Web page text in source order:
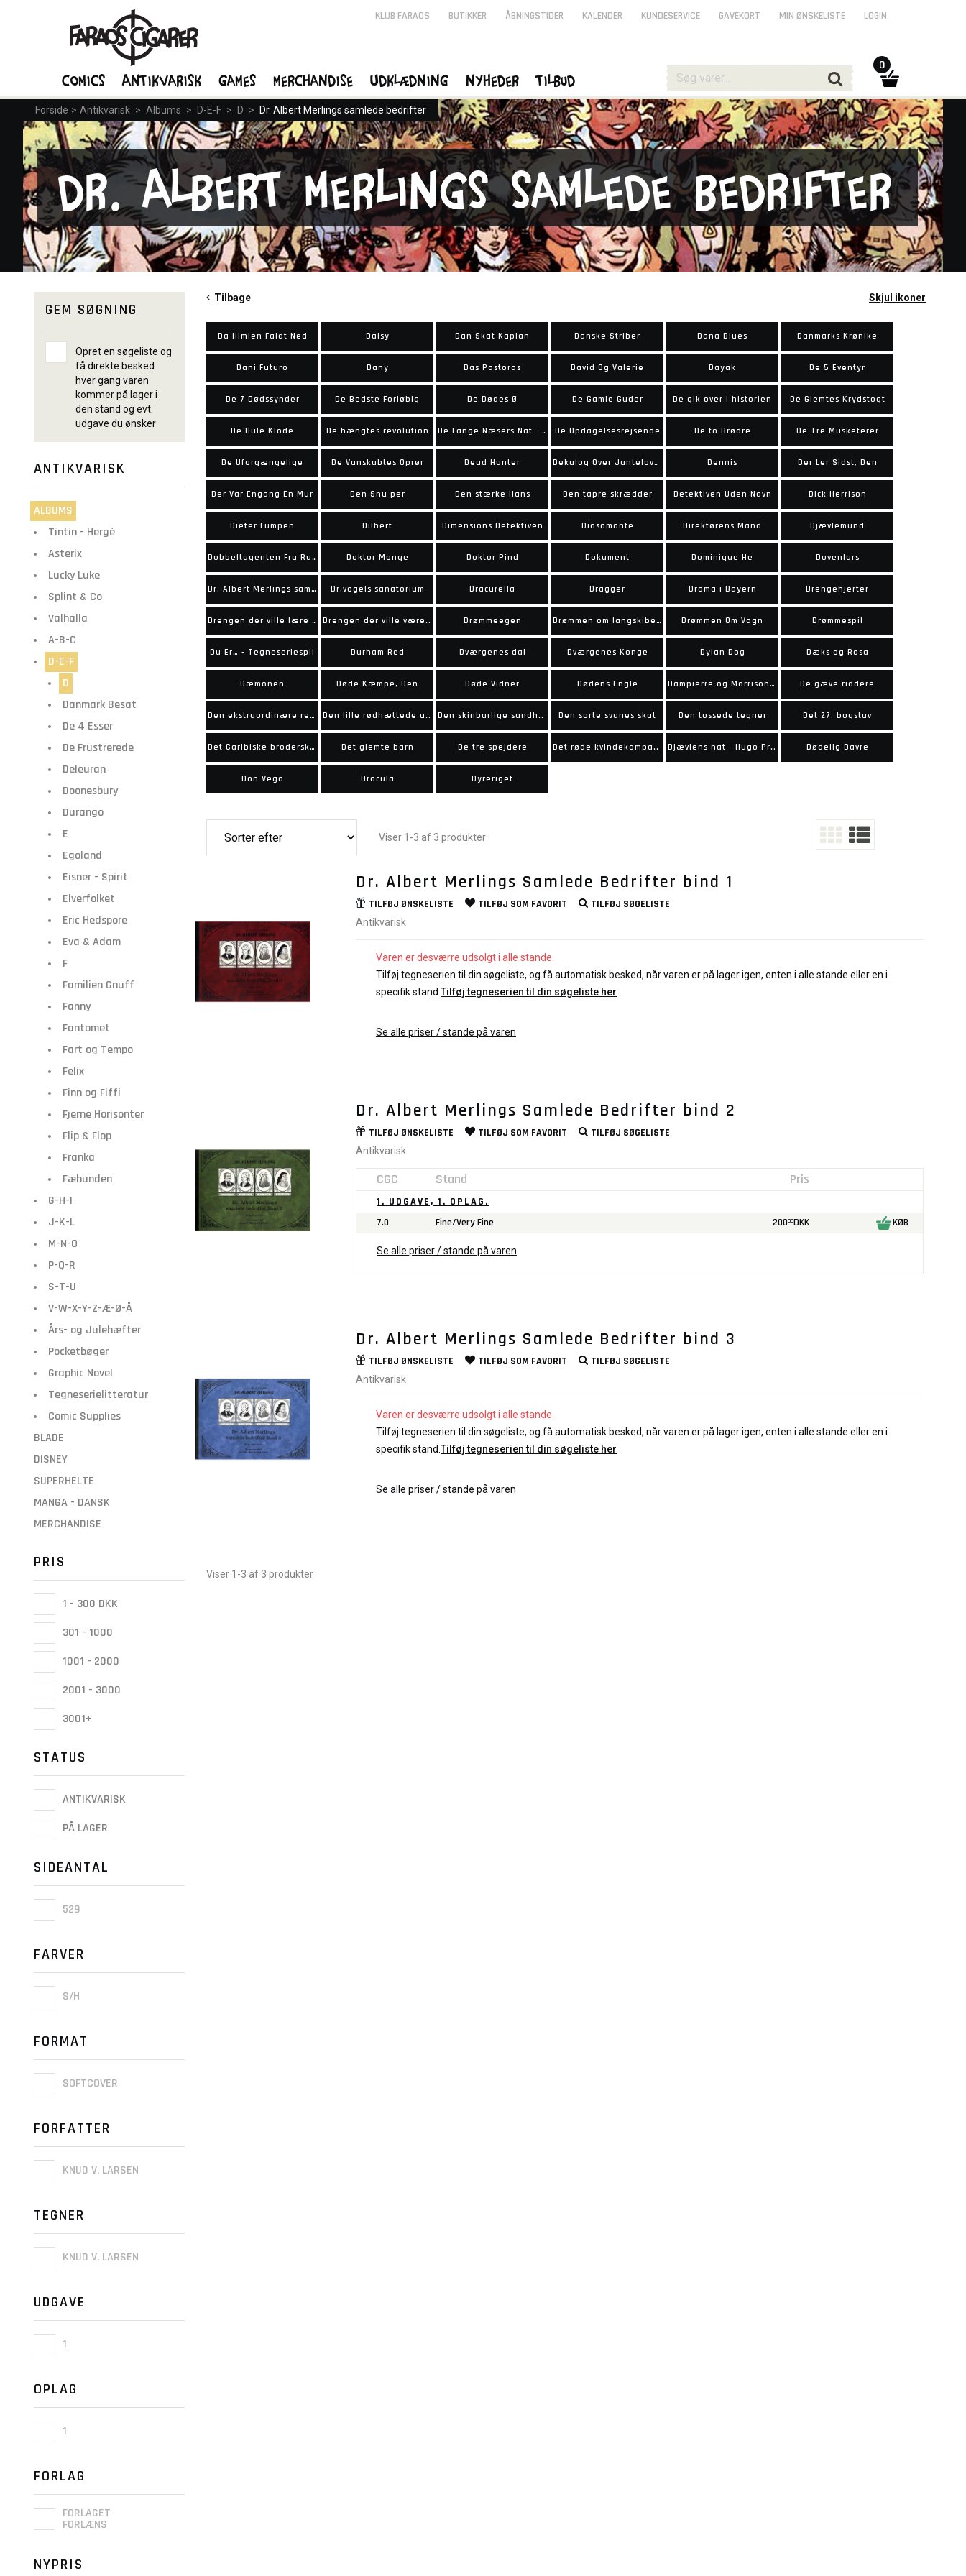
Forside > Antikvarisk > Albums > D-E-F > D > Dr. Albert Merlings samlede bedrifter
Dr. Albert Merlings samlede bedrifter
GEM SØGNING
Opret en søgeliste og
få direkte besked
hver gang varen
kommer på lager i
den stand og evt.
udgave du ønsker
ANTIKVARISK
ALBUMS
Tintin - Hergé
Asterix
Lucky Luke
Splint & Co
Valhalla
A-B-C
D-E-F
D
Danmark Besat
De 4 Esser
De Frustrerede
Deleuran
Doonesbury
Durango
E
Egoland
Eisner - Spirit
Elverfolket
Eric Hedspore
Eva & Adam
F
Familien Gnuff
Fanny
Fantomet
Fart og Tempo
Felix
Finn og Fiffi
Fjerne Horisonter
Flip & Flop
Franka
Fæhunden
G-H-I
J-K-L
M-N-O
P-Q-R
S-T-U
V-W-X-Y-Z-Æ-Ø-Å
Års- og Julehæfter
Pocketbøger
Graphic Novel
Tegneserielitteratur
Comic Supplies
BLADE
DISNEY
SUPERHELTE
MANGA - DANSK
MERCHANDISE
PRIS
1 - 300 DKK
301 - 1000
1001 - 2000
2001 - 3000
3001+
STATUS
ANTIKVARISK
PÅ LAGER
SIDEANTAL
529
FARVER
S/H
FORMAT
SOFTCOVER
FORFATTER
KNUD V. LARSEN
TEGNER
KNUD V. LARSEN
UDGAVE
1
OPLAG
1
FORLAG
FORLAGET
FORLÆNS
NYPRIS
Skjul ikoner
Tilbage
Da Himlen Faldt Ned Daisy Dan Skat Kaplan Danske Striber Dana Blues Danmarks Krønike
Dani Futuro Dany Das Pastoras David Og Valerie Dayak De 5 Eventyr
De 7 Dødssynder De Bedste Forløbig De Dødes Ø De Gamle Guder De gik over i historien De Glemtes Krydstogt
De Hule Klode De hængtes revolution De Lange Næsers Nat - Og Andre Historier De Opdagelsesrejsende De to Brødre De Tre Musketerer
De Uforgængelige De Vanskabtes Oprør Dead Hunter Dekalog Over Janteloven Dennis Der Ler Sidst, Den
Der Var Engang En Mur Den Snu per Den stærke Hans Den tapre skrædder Detektiven Uden Navn Dick Herrison
Dieter Lumpen Dilbert Dimensions Detektiven Diosamante Direktørens Mand Djævlemund
Dobbeltagenten Fra Rumænien Doktor Monge Doktor Pind Dokument Dominique He Dovenlars
Dr. Albert Merlings samlede bedrifter Dr.vogels sanatorium Dracurella Dragger Drama i Bayern Drengehjerter
Drengen der ville lære at blive bange Drengen der ville være bange Drømmeegen Drømmen om langskiberne Drømmen Om Vagn Drømmespil
Du Er… - Tegneseriespil Durham Red Dværgenes dal Dværgenes Konge Dylan Dog Dæks og Rosa
Dæmonen Døde Kæmpe, Den Døde Vidner Dødens Engle Dampierre og Morrisons oplevelser De gæve riddere
Den ekstraordinære rejse Den lille rødhættede ulv Den skinbarlige sandhed Den sorte svanes skat Den tossede tegner Det 27. bogstav
Det Caribiske broderskab Det glemte barn De tre spejdere Det røde kvindekompagni Djævlens nat - Hugo Pratt Dødelig Davre
Don Vega Dracula Dyreriget
Viser 1-3 af 3 produkter
Dr. Albert Merlings Samlede Bedrifter bind 1
TILFØJ ØNSKELISTE TILFØJ SOM FAVORIT TILFØJ SØGELISTE
Antikvarisk
Varen er desværre udsolgt i alle stande.
Tilføj tegneserien til din søgeliste, og få automatisk besked, når varen er på lager igen, enten i alle stande eller en i
specifik stand. Tilføj tegneserien til din søgeliste her
Se alle priser / stande på varen
Dr. Albert Merlings Samlede Bedrifter bind 2
TILFØJ ØNSKELISTE TILFØJ SOM FAVORIT TILFØJ SØGELISTE
Antikvarisk
CGC Stand Pris
1. UDGAVE, 1. OPLAG.
7.0
Fine/Very Fine 20000DKK KØB
Se alle priser / stande på varen
Dr. Albert Merlings Samlede Bedrifter bind 3
TILFØJ ØNSKELISTE TILFØJ SOM FAVORIT TILFØJ SØGELISTE
Antikvarisk
Varen er desværre udsolgt i alle stande.
Tilføj tegneserien til din søgeliste, og få automatisk besked, når varen er på lager igen, enten i alle stande eller en i
specifik stand.Tilføj tegneserien til din søgeliste her
Se alle priser / stande på varen
Viser 1-3 af 3 produkter
KLUB FARAOS BUTIKKER ÅBNINGSTIDER KALENDER KUNDESERVICE GAVEKORT MIN ØNSKELISTE LOGIN
Comics Antikvarisk Games Merchandise Udklædning Nyheder Tilbud
0